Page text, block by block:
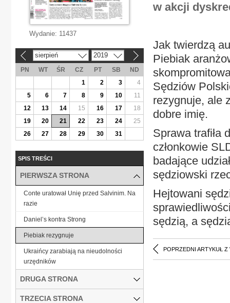
w akcji
Jak twierdzą
Piebiak
Sędziów
rezygnuje, ale
dobre imię.
Sprawa trafiła
członkowie
badające
sędziowski
Hejtowani
sędzią, a
POPRZEDNI ARTYKUŁ Z
Wydanie: 11437
sierpień 2019
PN WT ŚR CZ PT SB
ND
1
2 3
4
5
6 7 8 9 10
11
12
13 14 15 16 17
18
19
20 21 22 23 24
25
26
27 28 29 30 31
SPIS TREŚCI
PIERWSZA STRONA
Conte uratował Unię przed Salvinim. Na
razie
Daniel’s kontra Strong
Piebiak rezygnuje
Ukraińcy zarabiają na nieudolności
urzędników
DRUGA STRONA
TRZECIA STRONA